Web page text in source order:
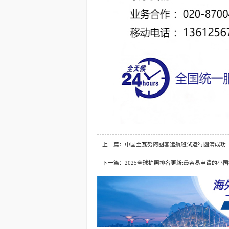
上一篇：中国至瓦努阿图客运航班试运行圆满成功
下一篇：2025全球护照排名更新:最容易申请的小